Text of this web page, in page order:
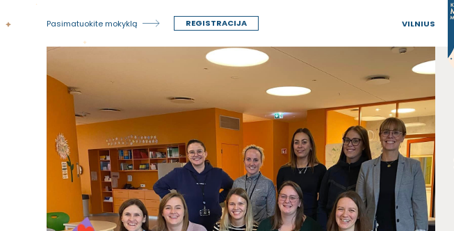
Pasimatuokite mokyklą REGISTRACIJA VILNIUS